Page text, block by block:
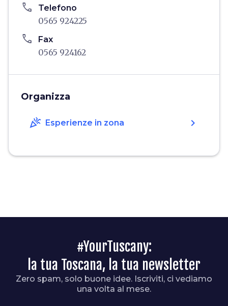
phone Telefono
0565 924225
phone Fax
0565 924162
Organizza
celebration Esperienze in zona chevron_right
#YourTuscany:
la tua Toscana, la tua newsletter
Zero spam, solo buone idee. Iscriviti, ci vediamo
una volta al mese.